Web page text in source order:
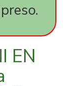
online
45001
EN